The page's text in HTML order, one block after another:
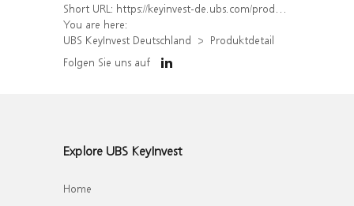
Short URL: https://keyinvest-de.ubs.com/produkt/detail/index/isin/DE000WA66MQ1
You are here:
UBS KeyInvest Deutschland
Produktdetail
Folgen Sie uns auf
Explore UBS KeyInvest
Home